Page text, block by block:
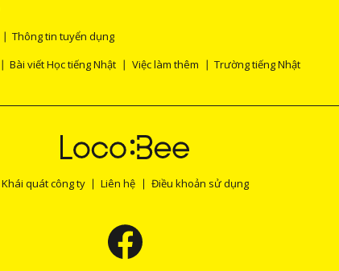
Thông tin tuyển dụng
Bài viết Học tiếng Nhật Việc làm thêm Trường tiếng Nhật
Khái quát công ty Liên hệ Điều khoản sử dụng